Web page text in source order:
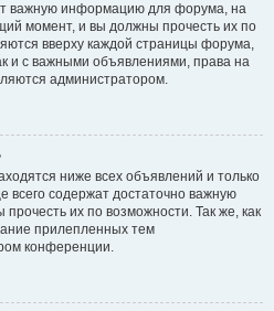
важную информацию для форума, на
момент, и вы должны прочесть их по
вверху каждой страницы форума,
и с важными объявлениями, права на
администратором.
ниже всех объявлений и только
всего содержат достаточно важную
их по возможности. Так же, как
прилепленных тем
конференции.